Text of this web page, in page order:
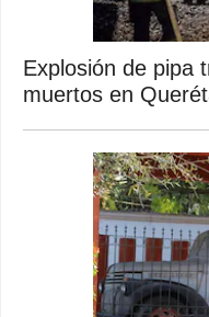
Explosión de pipa
muertos en